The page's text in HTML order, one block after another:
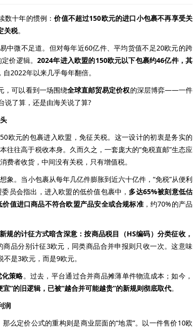
十年的惯例：价值不超过150欧元的进口小包裹不再享受关
关税。
微不足道。但对每年近60亿件、平均货值不足20欧元的跨
价逻辑。2024年进入欧盟的150欧元以下包裹约46亿件，其
自2022年以来几乎每年翻倍。
可以看到一场围绕全球直邮贸易定价权的深层博弈——一件
说了算，还是由海关说了算?
元的包裹进入欧盟，免征关税。这一设计的初衷是务实的
往高于税收本身。久而久之，一套庞大的“免税直邮”生态应
费者收货，中间没有关税，只有增值税。
。当小包裹从每年几亿件膨胀到近六十亿件，“免税”从便利
员会指出，进入欧盟的低价值包裹中， 多达65%被刻意低估
价值进口商品不符合欧盟产品安全或合规标准，约70%的产品
新规的计征方式暗含深意：按商品税目（HS编码）分类征收，
商品分别计征3欧元，同类商品合并申报则只收一次。这意味
是3欧元，而是9欧元。
策略。过去，平台通过合并商品摊薄单件物流成本；如今，
宜”的旧逻辑，已被“越合并可能越贵”的新规则彻底取代。
润
定价公式的重构则是商业层面的“地震”。以一件售价10欧